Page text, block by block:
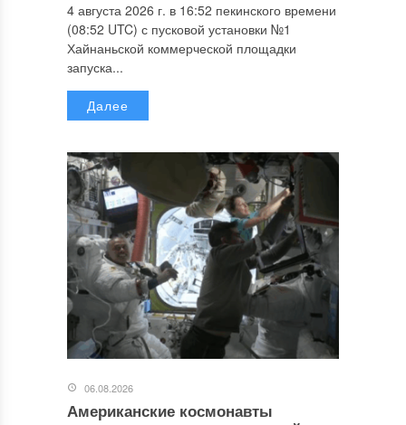
4 августа 2026 г. в 16:52 пекинского времени
(08:52 UTC) с пусковой установки №1
Хайнаньской коммерческой площадки
запуска...
Далее
06.08.2026
Американские космонавты